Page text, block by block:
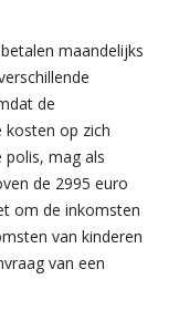
maandelijks
de
kosten op zich
polis, mag als
de 2995 euro
om de inkomsten
van kinderen
van een